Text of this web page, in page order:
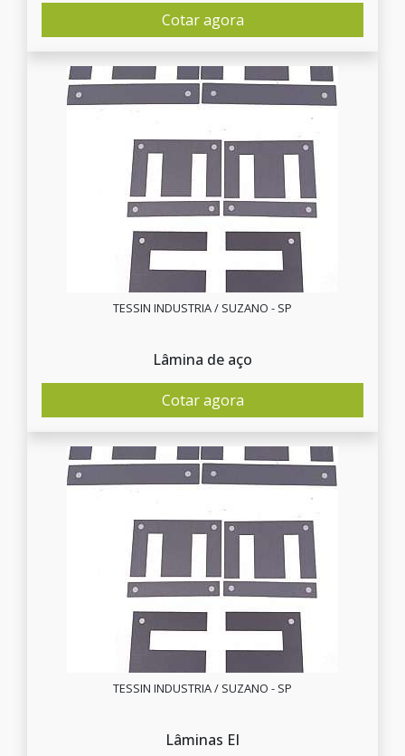
Cotar agora
TESSIN INDUSTRIA / SUZANO - SP
Lâmina de aço
Cotar agora
TESSIN INDUSTRIA / SUZANO - SP
Lâminas EI